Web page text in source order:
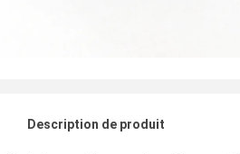
Description de produit